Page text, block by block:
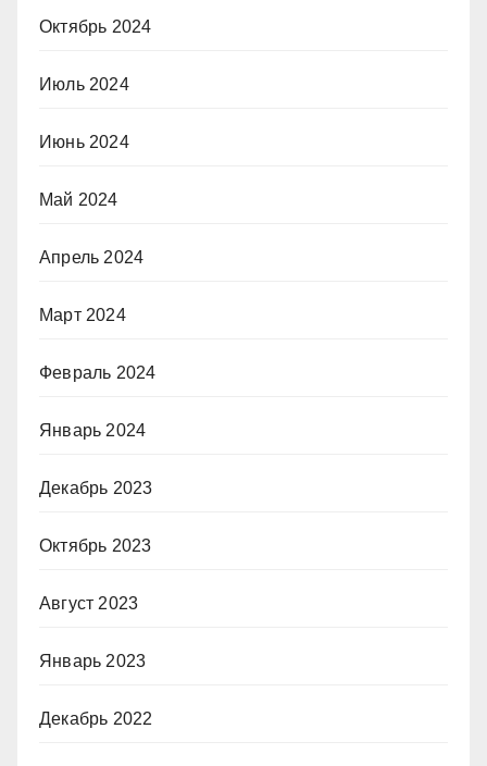
Октябрь 2024
Июль 2024
Июнь 2024
Май 2024
Апрель 2024
Март 2024
Февраль 2024
Январь 2024
Декабрь 2023
Октябрь 2023
Август 2023
Январь 2023
Декабрь 2022